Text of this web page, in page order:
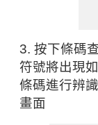
3. 按下條碼
符號將出現
條碼進行辨
畫面